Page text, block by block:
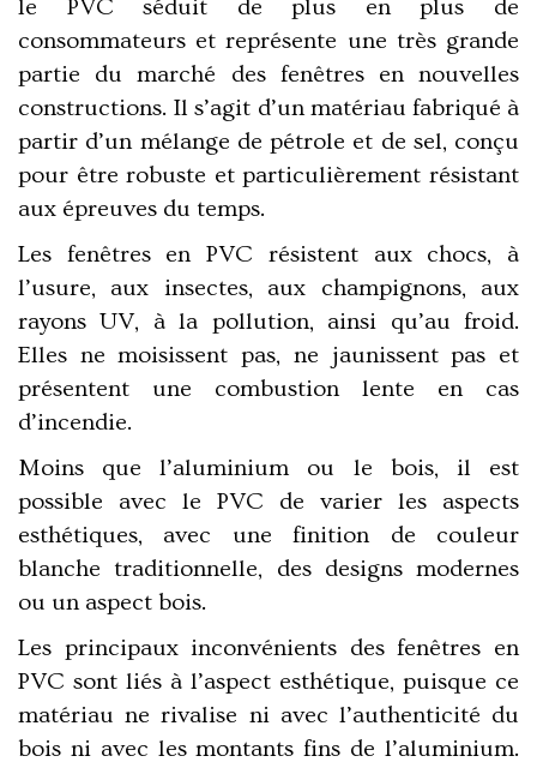
le PVC séduit de plus en plus de
consommateurs et représente une très grande
partie du marché des fenêtres en nouvelles
constructions. Il s’agit d’un matériau fabriqué à
partir d’un mélange de pétrole et de sel, conçu
pour être robuste et particulièrement résistant
aux épreuves du temps.
Les fenêtres en PVC résistent aux chocs, à
l’usure, aux insectes, aux champignons, aux
rayons UV, à la pollution, ainsi qu’au froid.
Elles ne moisissent pas, ne jaunissent pas et
présentent une combustion lente en cas
d’incendie.
Moins que l’aluminium ou le bois, il est
possible avec le PVC de varier les aspects
esthétiques, avec une finition de couleur
blanche traditionnelle, des designs modernes
ou un aspect bois.
Les principaux inconvénients desfenêtres en
PVC sont liés à l’aspect esthétique, puisque ce
matériau ne rivalise ni avec l’authenticité du
bois ni avec les montants fins de l’aluminium.